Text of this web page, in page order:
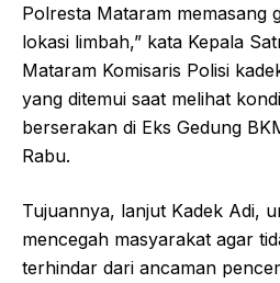
Polresta Mataram memasang
lokasi limbah,” kata Kepala
Mataram Komisaris Polisi
yang ditemui saat melihat
berserakan di Eks Gedung
Rabu.
Tujuannya, lanjut Kadek Adi,
mencegah masyarakat agar
terhindar dari ancaman